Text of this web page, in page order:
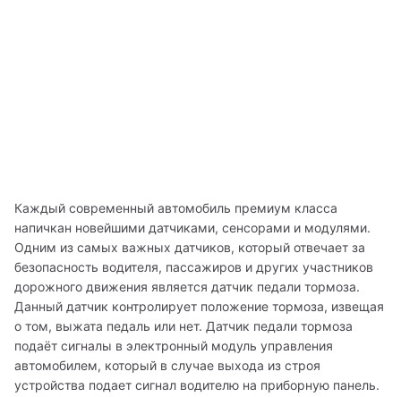
Каждый современный автомобиль премиум класса
напичкан новейшими датчиками, сенсорами и модулями.
Одним из самых важных датчиков, который отвечает за
безопасность водителя, пассажиров и других участников
дорожного движения является датчик педали тормоза.
Данный датчик контролирует положение тормоза, извещая
о том, выжата педаль или нет. Датчик педали тормоза
подаёт сигналы в электронный модуль управления
автомобилем, который в случае выхода из строя
устройства подает сигнал водителю на приборную панель.